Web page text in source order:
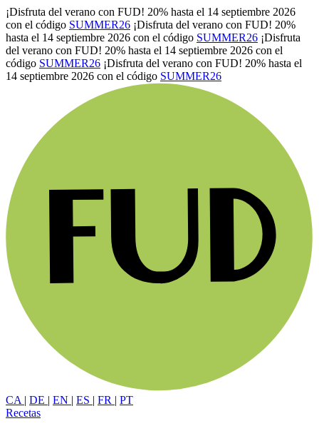
¡Disfruta del verano con FUD! 20% hasta el 14 septiembre 2026
con el código SUMMER26 ¡Disfruta del verano con FUD! 20%
hasta el 14 septiembre 2026 con el código SUMMER26 ¡Disfruta
del verano con FUD! 20% hasta el 14 septiembre 2026 con el
código SUMMER26 ¡Disfruta del verano con FUD! 20% hasta el
14 septiembre 2026 con el código SUMMER26
CA | DE | EN | ES | FR | PT
Recetas